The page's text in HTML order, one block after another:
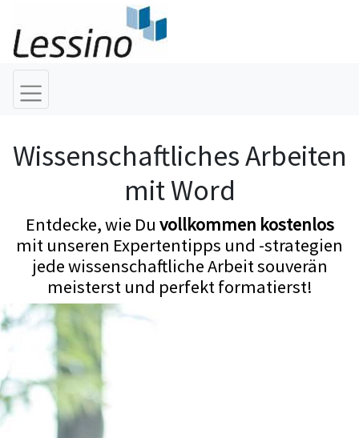
Wissenschaftliches Arbeiten
mit Word
Entdecke, wie Du vollkommen kostenlos
mit unseren Expertentipps und -strategien
jede wissenschaftliche Arbeit souverän
meisterst und perfekt formatierst!